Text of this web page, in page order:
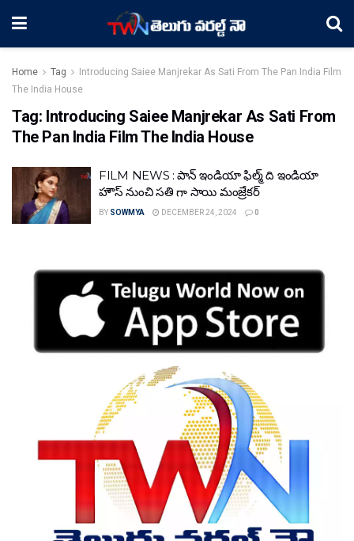
Home Tag
Introducing Saiee Manjrekar As Sati From The Pan India Film
The India House
Tag: Introducing Saiee Manjrekar As Sati From
The Pan India Film The India House
FILM NEWS : పాన్ ఇండియా ఫిల్మ్ ది ఇండియా
హౌస్ నుంచి సతి గా సాయి మంజ్రేకర్‌
BY SOWMYA DECEMBER 24, 2024 0